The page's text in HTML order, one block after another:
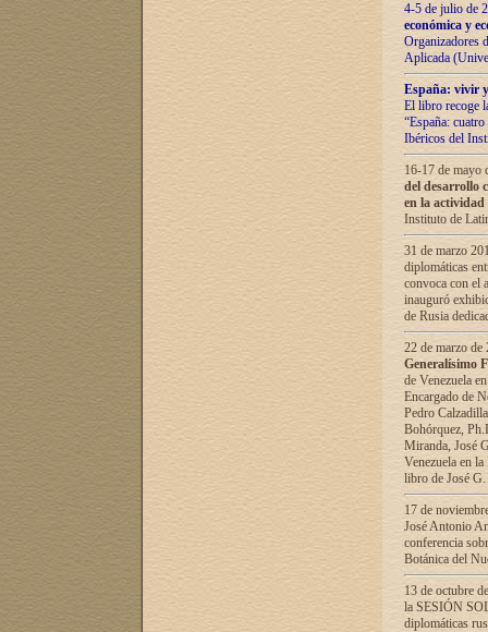
4-5 de julio de
económica y
Organizadores
Aplicada
España: vivir
El libro recoge
“España:
Ibéricos del
16-17 de mayo
del desarrollo
en la
Instituto de
31 de marzo
diplomáticas
convoca con el
inauguró
de Rusia
22 de marzo
Generalísimo
de Venezuela
Encargado de
Pedro
Bohórquez,
Miranda, José
Venezuela en
libro de José
17 de
José Antonio
conferencia
Botánica del
13 de octubre
la SESIÓN
diplomáticas